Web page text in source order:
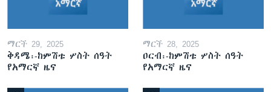
ማርች 29, 2025
ቅዳሜ፡-ከምሽቱ ሦስት ሰዓት
የአማርኛ ዜና
ማርች 28, 2025
ዐርብ፡-ከምሽቱ ሦስት ሰዓት
የአማርኛ ዜና